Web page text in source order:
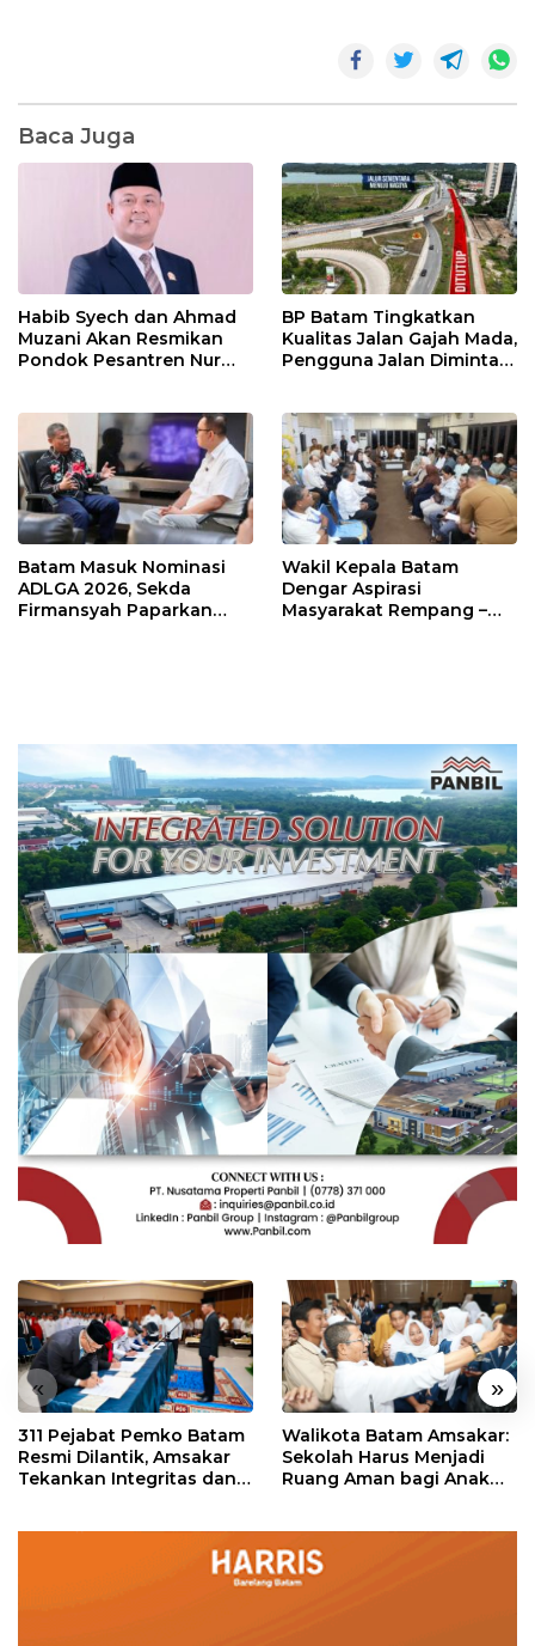
Baca Juga
Habib Syech dan Ahmad
Muzani Akan Resmikan
Pondok Pesantren Nur
BP Batam Tingkatkan
Kualitas Jalan Gajah Mada,
Pengguna Jalan Diminta
Batam Masuk Nominasi
ADLGA 2026, Sekda
Firmansyah Paparkan
Wakil Kepala Batam
Dengar Aspirasi
Masyarakat Rempang –
« »
311 Pejabat Pemko Batam
Resmi Dilantik, Amsakar
Tekankan Integritas dan
Walikota Batam Amsakar:
Sekolah Harus Menjadi
Ruang Aman bagi Anak